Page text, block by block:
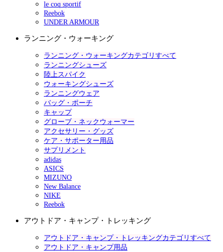
le coq sportif
Reebok
UNDER ARMOUR
ランニング・ウォーキング
ランニング・ウォーキングカテゴリすべて
ランニングシューズ
陸上スパイク
ウォーキングシューズ
ランニングウェア
バッグ・ポーチ
キャップ
グローブ・ネックウォーマー
アクセサリー・グッズ
ケア・サポーター用品
サプリメント
adidas
ASICS
MIZUNO
New Balance
NIKE
Reebok
アウトドア・キャンプ・トレッキング
アウトドア・キャンプ・トレッキングカテゴリすべて
アウトドア・キャンプ用品